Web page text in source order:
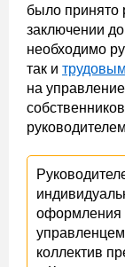
было
заключении
необходимо
так и
на
оформления
коллектив